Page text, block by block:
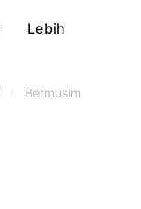
Lebih
Bermusim